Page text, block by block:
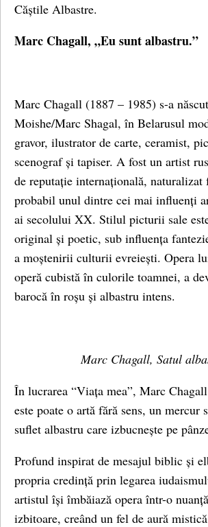
Căștile Albastre.
Marc Chagall, „Eu sunt albastru.”
Marc Chagall (1887 – 1985) s-a
Moishe/Marc Shagal, în Belarusul
gravor, ilustrator de carte, ceramist,
scenograf și tapiser. A fost un artist
de reputație internațională, naturalizat
probabil unul dintre cei mai influenți
ai secolului XX. Stilul picturii sale
original și poetic, sub influența
a moștenirii culturii evreiești. Opera
operă cubistă în culorile toamnei, a
barocă în roșu și albastru intens.
Marc Chagall, Satul
În lucrarea “Viața mea”, Marc
este poate o artă fără sens, un mercur
suflet albastru care izbucnește pe
Profund inspirat de mesajul biblic și
propria credință prin legarea
artistul își îmbăiază opera într-o
izbitoare, creând un fel de aură